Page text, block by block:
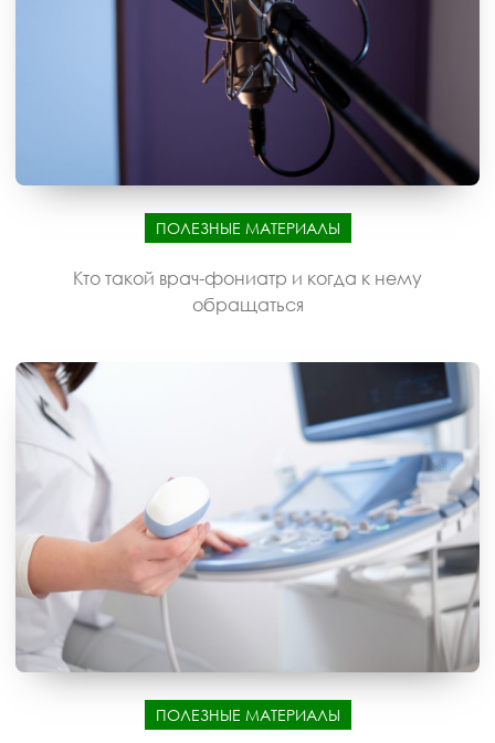
ПОЛЕЗНЫЕ МАТЕРИАЛЫ
Кто такой врач-фониатр и когда к нему
обращаться
ПОЛЕЗНЫЕ МАТЕРИАЛЫ